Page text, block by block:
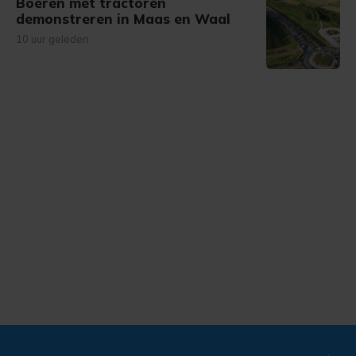
demonstreren in Maas en Waal
10 uur geleden